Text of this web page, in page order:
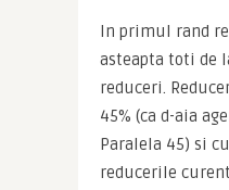
In primul rand
asteapta toti de
reduceri.
45% (ca d-aia
Paralela 45) si
reducerile